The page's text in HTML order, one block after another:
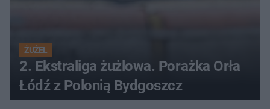
ŻUŻEL
2. Ekstraliga żużlowa. Porażka Orła
Łódź z Polonią Bydgoszcz